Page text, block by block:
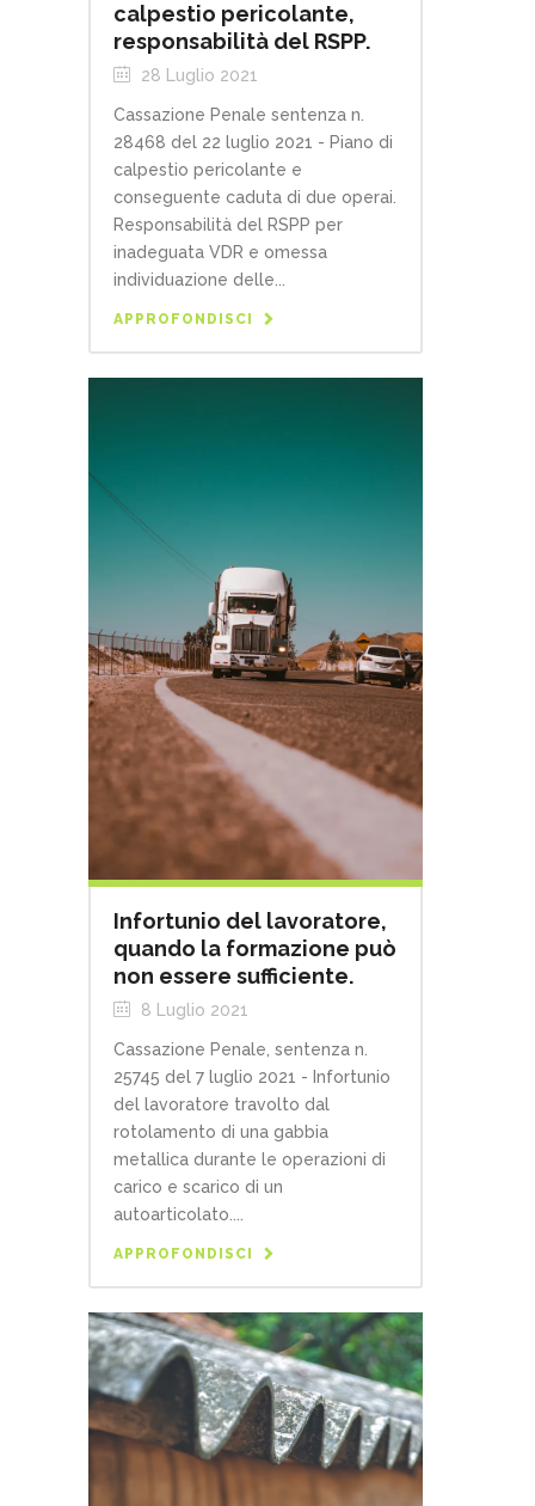
calpestio pericolante,
responsabilità del RSPP.
28 Luglio 2021
Cassazione Penale sentenza n.
28468 del 22 luglio 2021 - Piano di
calpestio pericolante e
conseguente caduta di due operai.
Responsabilità del RSPP per
inadeguata VDR e omessa
individuazione delle...
APPROFONDISCI
Infortunio del lavoratore,
quando la formazione può
non essere sufficiente.
8 Luglio 2021
Cassazione Penale, sentenza n.
25745 del 7 luglio 2021 - Infortunio
del lavoratore travolto dal
rotolamento di una gabbia
metallica durante le operazioni di
carico e scarico di un
autoarticolato....
APPROFONDISCI